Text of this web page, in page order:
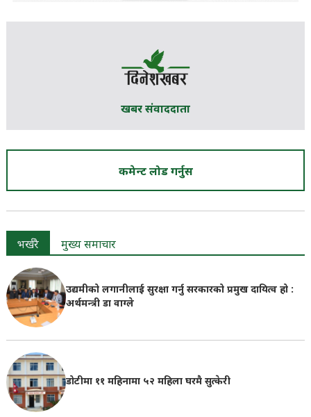
खबर संवाददाता
कमेन्ट लोड गर्नुस
भर्खरै मुख्य समाचार
उद्यमीको लगानीलाई सुरक्षा गर्नु सरकारको प्रमुख दायित्व हो :
अर्थमन्त्री डा वाग्ले
डोटीमा ११ महिनामा ५२ महिला घरमै सुत्केरी